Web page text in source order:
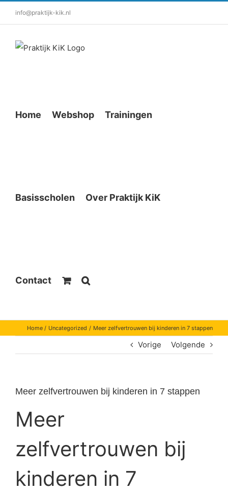
info@praktijk-kik.nl
Home Webshop Trainingen
Basisscholen Over Praktijk KiK
Contact
Home Uncategorized Meer zelfvertrouwen bij kinderen in 7 stappen
Vorige Volgende
Meer zelfvertrouwen bij kinderen in 7 stappen
Meer
zelfvertrouwen bij
kinderen in 7